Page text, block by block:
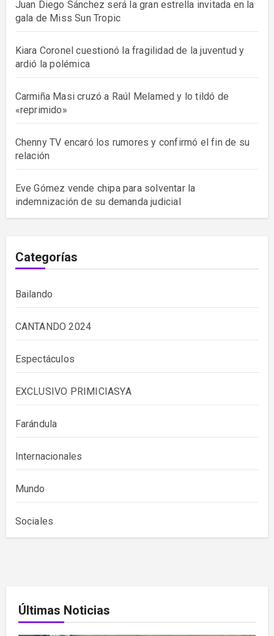
Juan Diego Sánchez será la gran estrella invitada en la
gala de Miss Sun Tropic
Kiara Coronel cuestionó la fragilidad de la juventud y
ardió la polémica
Carmiña Masi cruzó a Raúl Melamed y lo tildó de
«reprimido»
Chenny TV encaró los rumores y confirmó el fin de su
relación
Eve Gómez vende chipa para solventar la
indemnización de su demanda judicial
Categorías
Bailando
CANTANDO 2024
Espectáculos
EXCLUSIVO PRIMICIASYA
Farándula
Internacionales
Mundo
Sociales
Últimas Noticias